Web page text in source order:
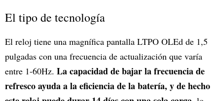
El tipo de tecnología
El reloj tiene una magnífica pantalla LTPO OLEd de 1,5
pulgadas con una frecuencia de actualización que varía
entre 1-60Hz. La capacidad de bajar la frecuencia de
refresco ayuda a la eficiencia de la batería, y de hecho